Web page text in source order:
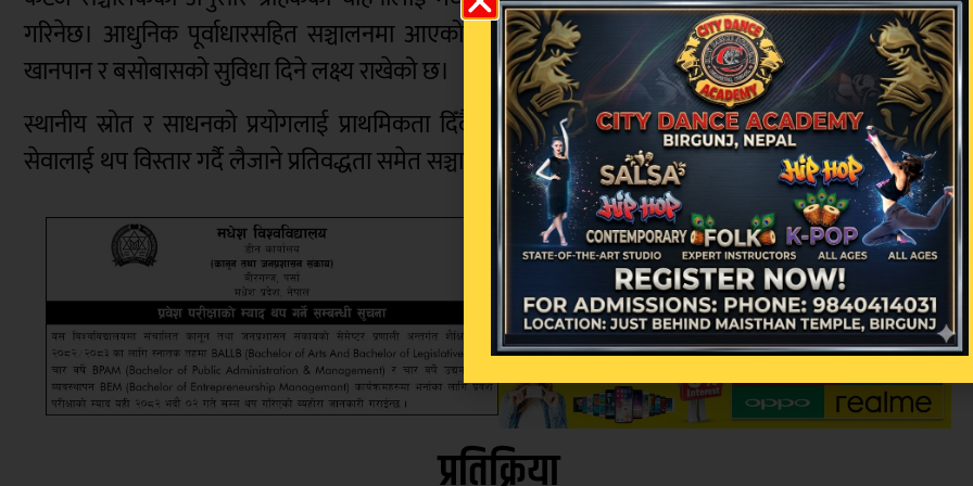
गरिनेछ। आधुनिक पूर्वाधारसहित सञ्चालनमा आएको ‘द रोयल कटेज’ले बाह्य तथा आन्तरिक पर्यटकलाई स्तरीय
खानपान र बसोबासको सुविधा दिने लक्ष्य राखेको छ।
स्थानीय स्रोत र साधनको प्रयोगलाई प्राथमिकता दिँदै सञ्चालनमा ल्याइएको यस कटेजले आगामी दिनमा आफ्नो
सेवालाई थप विस्तार गर्दै लैजाने प्रतिवद्धता समेत सञ्चालक पक्षले जनाएको छ।
प्रतिक्रिया